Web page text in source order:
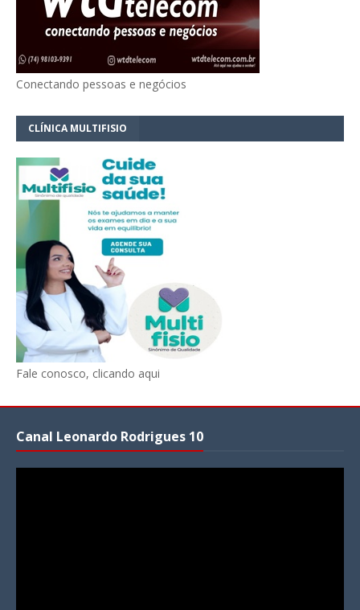
Conectando pessoas e negócios
CLÍNICA MULTIFISIO
Fale conosco, clicando aqui
Canal Leonardo Rodrigues 10